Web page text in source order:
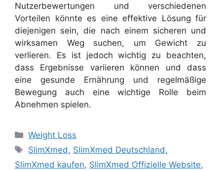
Nutzerbewertungen und verschiedenen
Vorteilen könnte es eine effektive Lösung für
diejenigen sein, die nach einem sicheren und
wirksamen Weg suchen, um Gewicht zu
verlieren. Es ist jedoch wichtig zu beachten,
dass Ergebnisse variieren können und dass
eine gesunde Ernährung und regelmäßige
Bewegung auch eine wichtige Rolle beim
Abnehmen spielen.
Categories
Weight Loss
Tags
SlimXmed, SlimXmed Deutschland,
SlimXmed kaufen, SlimXmed Offizielle Website,